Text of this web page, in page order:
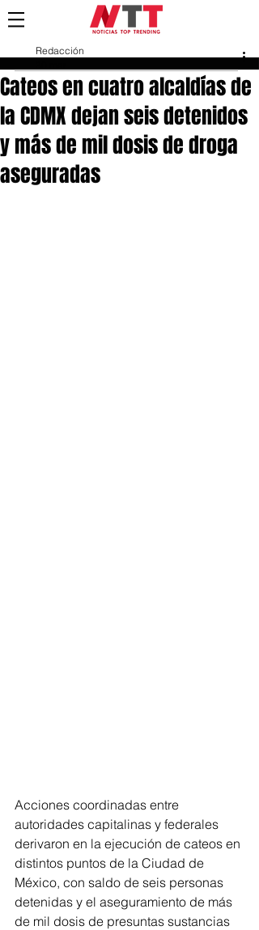
Cateos en cuatro alcaldías de
la CDMX dejan seis detenidos
y más de mil dosis de droga
aseguradas
Redacción
Acciones coordinadas entre
autoridades capitalinas y federales
derivaron en la ejecución de cateos en
distintos puntos de la Ciudad de
México, con saldo de seis personas
detenidas y el aseguramiento de más
de mil dosis de presuntas sustancias